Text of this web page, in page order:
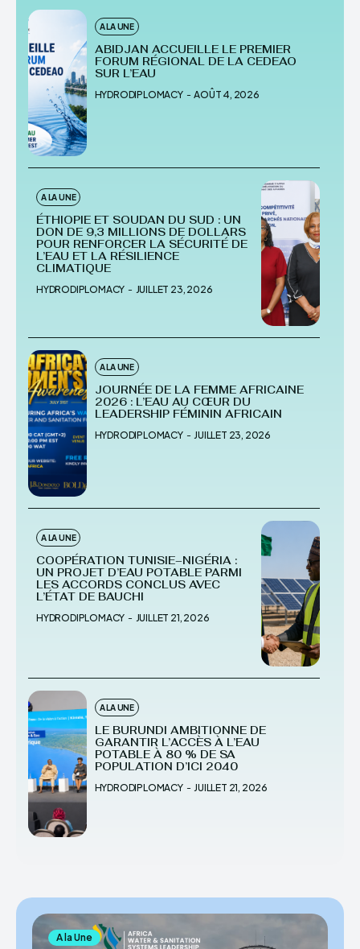
A LA UNE
ABIDJAN ACCUEILLE LE PREMIER
FORUM RÉGIONAL DE LA CEDEAO
SUR L’EAU
HYDRODIPLOMACY - AOÛT 4, 2026
A LA UNE
ÉTHIOPIE ET SOUDAN DU SUD : UN
DON DE 9,3 MILLIONS DE DOLLARS
POUR RENFORCER LA SÉCURITÉ DE
L’EAU ET LA RÉSILIENCE
CLIMATIQUE
HYDRODIPLOMACY - JUILLET 23, 2026
A LA UNE
JOURNÉE DE LA FEMME AFRICAINE
2026 : L’EAU AU CŒUR DU
LEADERSHIP FÉMININ AFRICAIN
HYDRODIPLOMACY - JUILLET 23, 2026
A LA UNE
COOPÉRATION TUNISIE–NIGÉRIA :
UN PROJET D’EAU POTABLE PARMI
LES ACCORDS CONCLUS AVEC
L’ÉTAT DE BAUCHI
HYDRODIPLOMACY - JUILLET 21, 2026
A LA UNE
LE BURUNDI AMBITIONNE DE
GARANTIR L’ACCÈS À L’EAU
POTABLE À 80 % DE SA
POPULATION D’ICI 2040
HYDRODIPLOMACY - JUILLET 21, 2026
A la Une